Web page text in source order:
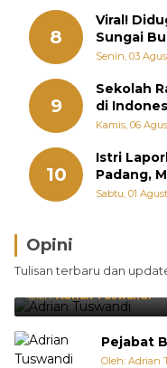
8
Viral!
Sungai
Warga
Senin, 03
9
Sekolah
di
Kamis, 06
10
Istri
Padang,
Sabtu, 01
Opini
Tulisan terbaru dan
Brasil Lebih
Punya Cara
Oleh:Adrian Tuswandi
Pejabat
Oleh: Adrian